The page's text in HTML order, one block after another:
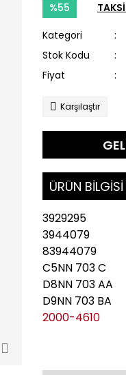
%55
Kategori
Stok Kodu
Fiyat
Karşılaştır
ÜRÜN BİLGİSİ
3929295
3944079
83944079
C5NN 703 C
D8NN 703 AA
D9NN 703 BA
2000-4610